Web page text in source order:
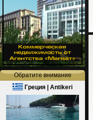
Обратите внимание
Греция | Antikeri